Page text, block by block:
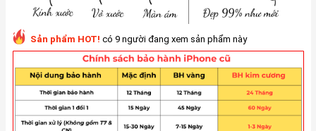
Sản phẩm HOT! có 9 người đang xem sản phẩm này